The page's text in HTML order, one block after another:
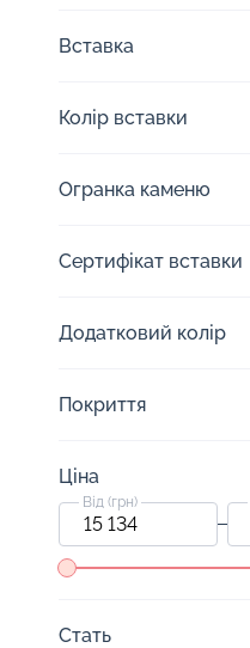
Вставка
Колір вставки
Огранка каменю
Сертифікат вставки
Додатковий колір
Покриття
Ціна
Від (грн)
Стать